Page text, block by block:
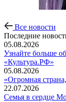
Все новости
Последние
05.08.2026
Узнайте больше
«Культура.РФ»
05.08.2026
«Огромная
22.07.2026
Семья в сердце